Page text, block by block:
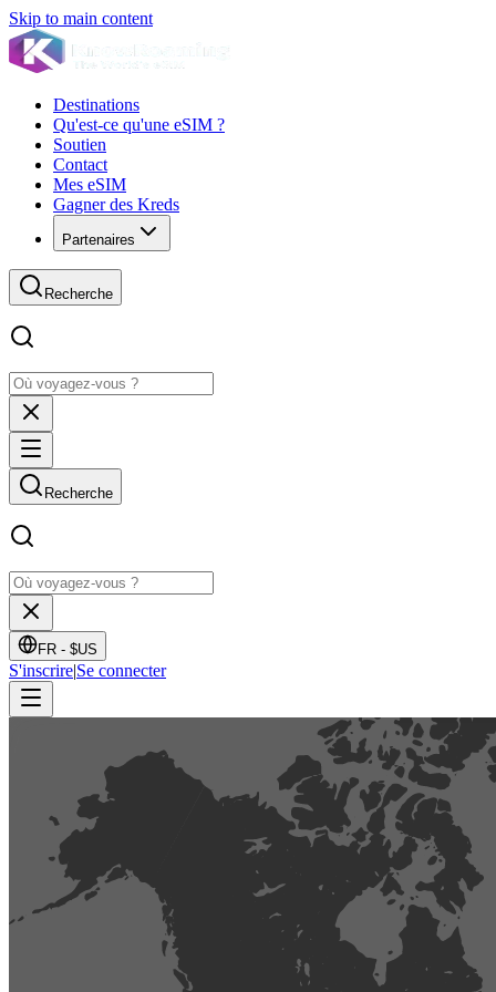
Skip to main content
Destinations
Qu'est-ce qu'une eSIM ?
Soutien
Contact
Mes eSIM
Gagner des Kreds
Partenaires
Recherche
Recherche
FR - $US
S'inscrire|Se connecter